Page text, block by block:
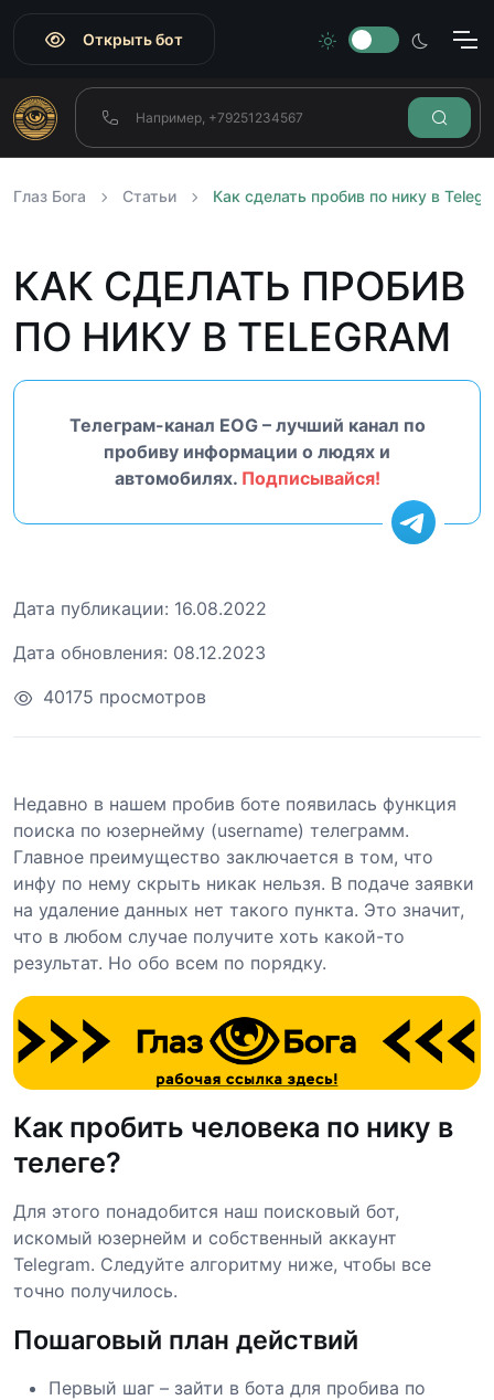
Открыть бот
Глаз Бога Статьи Как сделать пробив по нику в
КАК СДЕЛАТЬ ПРОБИВ
ПО НИКУ В TELEGRAM
Телеграм-канал EOG – лучший канал по
пробиву информации о людях и
автомобилях. Подписывайся!
Дата публикации: 16.08.2022
Дата обновления: 08.12.2023
40175 просмотров
Недавно в нашем пробив боте появилась функция
поиска по юзернейму (username) телеграмм.
Главное преимущество заключается в том, что
инфу по нему скрыть никак нельзя. В подаче заявки
на удаление данных нет такого пункта. Это значит,
что в любом случае получите хоть какой-то
результат. Но обо всем по порядку.
Как пробить человека по нику в
телеге?
Для этого понадобится наш поисковый бот,
искомый юзернейм и собственный аккаунт
Telegram. Следуйте алгоритму ниже, чтобы все
точно получилось.
Пошаговый план действий
Первый шаг – зайти в бота для пробива по